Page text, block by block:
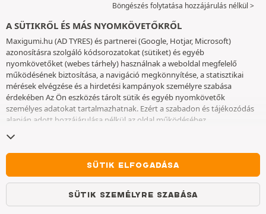
Böngészés folytatása hozzájárulás nélkül >
A SÜTIKRŐL ÉS MÁS NYOMKÖVETŐKRŐL
Maxigumi.hu (AD TYRES) és partnerei (Google, Hotjar, Microsoft)
azonosításra szolgáló kódsorozatokat (sütiket) és egyéb
nyomkövetőket (webes tárhely) használnak a weboldal megfelelő
működésének biztosítása, a navigáció megkönnyítése, a statisztikai
mérések elvégzése és a hirdetési kampányok személyre szabása
érdekében Az Ön eszközés tárolt sütik és egyéb nyomkövetők
személyes adatokat tartalmazhatnak. Ezért a szabadon és tájékozódás
alapján adott hozzájárulása nélkül az oldal működéséhez
nyomkövetőket az eszközén. Az Ön által választott beállításokat 6
hónapig őrizzük meg. A hozzájárulását bármikor visszavonhatja aSütik
és egyéb nyomkövetőkoldalon. Ön dönthet úgy, hogy a böngészést a
sütik vagy más nyomkövetők elhelyezésének elfogadása nélkül
folytatja. A sütik elutasítása nem akadályozza meg a szolgáltatások
igénybe vételét AD TYRES. További információkért kérjük, lépjen a
és egyéb nyomkövetőkoldalra.
SÜTIK ELFOGADÁSA
SÜTIK SZEMÉLYRE SZABÁSA